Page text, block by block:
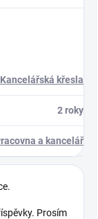
Kancelářská křesla
2 roky
a kancelář
Prosím